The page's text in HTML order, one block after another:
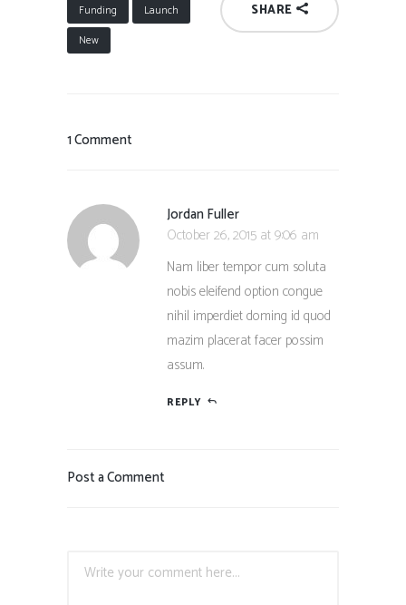
Funding
Launch
New
SHARE
1 Comment
Jordan Fuller
October 26, 2015 at 9:06 am
Nam liber tempor cum soluta
nobis eleifend option congue
nihil imperdiet doming id quod
mazim placerat facer possim
assum.
REPLY
Post a Comment